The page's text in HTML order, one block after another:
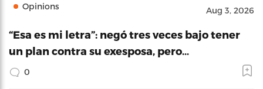
Opinions Aug 3, 2026
“Esa es mi letra”: negó tres veces bajo tener
un plan contra su exesposa, pero…
0